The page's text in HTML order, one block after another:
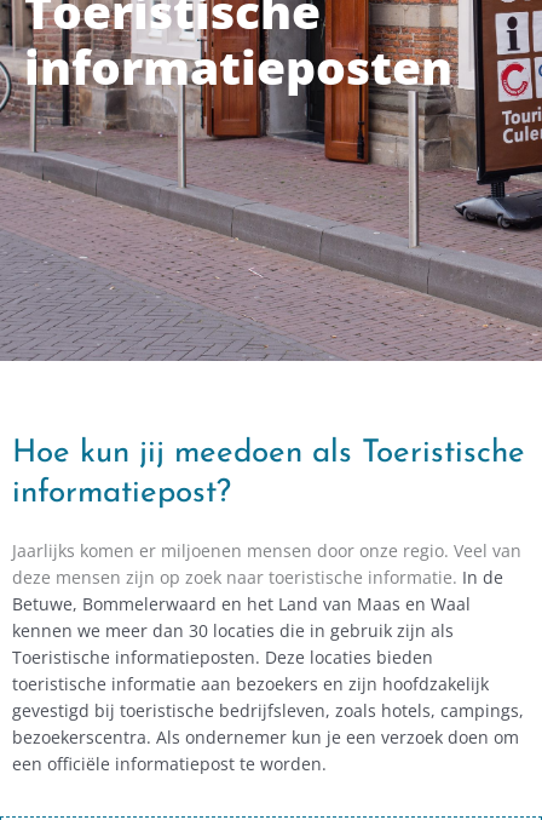
informatieposten
Hoe kun jij meedoen als Toeristische
informatiepost?
Jaarlijks komen er miljoenen mensen door onze regio. Veel van
deze mensen zijn op zoek naar toeristische informatie. In de
Betuwe, Bommelerwaard en het Land van Maas en Waal
kennen we meer dan 30 locaties die in gebruik zijn als
Toeristische informatieposten. Deze locaties bieden
toeristische informatie aan bezoekers en zijn hoofdzakelijk
gevestigd bij toeristische bedrijfsleven, zoals hotels, campings,
bezoekerscentra. Als ondernemer kun je een verzoek doen om
een officiële informatiepost te worden.